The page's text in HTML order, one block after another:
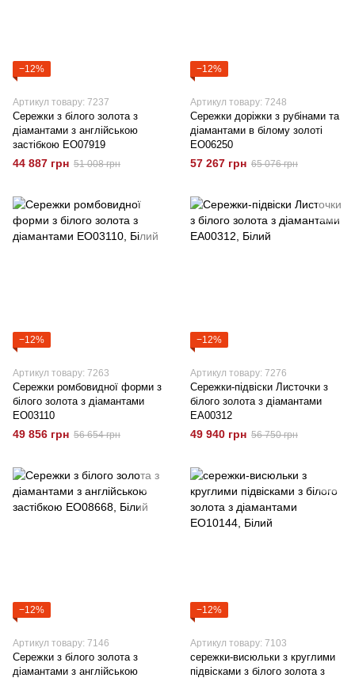
−12%
Артикул товару: 7237
Сережки з білого золота з
діамантами з англійською
застібкою EO07919
44 887 грн 51 008 грн
−12%
Артикул товару: 7248
Сережки доріжки з рубінами та
діамантами в білому золоті
EO06250
57 267 грн 65 076 грн
−12%
Артикул товару: 7263
Сережки ромбовидної форми з
білого золота з діамантами
EO03110
49 856 грн 56 654 грн
−12%
Артикул товару: 7276
Сережки-підвіски Листочки з
білого золота з діамантами
EA00312
49 940 грн 56 750 грн
−12%
Артикул товару: 7146
Сережки з білого золота з
діамантами з англійською
−12%
Артикул товару: 7103
сережки-висюльки з круглими
підвісками з білого золота з